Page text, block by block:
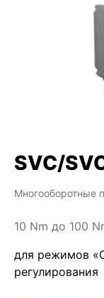
SVC/
Многооборотные
10 Nm до 100
для режимов
регулирования